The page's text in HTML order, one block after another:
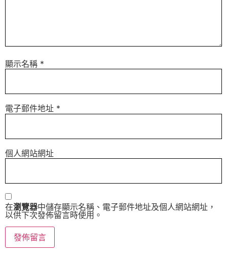
顯示名稱 *
電子郵件地址 *
個人網站網址
在瀏覽器中儲存顯示名稱、電子郵件地址及個人網站網址，
以供下次發佈留言時使用。